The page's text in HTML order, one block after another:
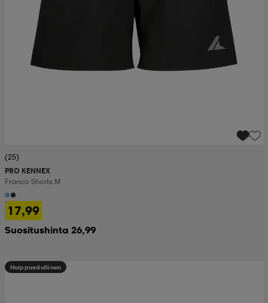
(25)
PRO KENNEX
Franco Shorts M
17,99
Suositushinta 26,99
Huippuedullinen